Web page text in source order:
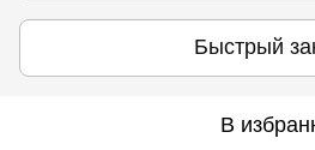
Быстрый
В